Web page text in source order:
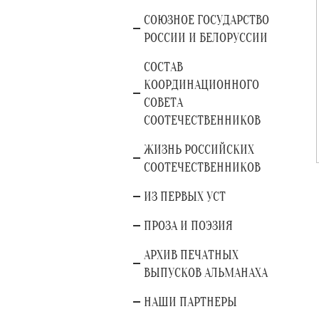
СОЮЗНОЕ ГОСУДАРСТВО
РОССИИ И БЕЛОРУССИИ
СОСТАВ
КООРДИНАЦИОННОГО
СОВЕТА
СООТЕЧЕСТВЕННИКОВ
ЖИЗНЬ РОССИЙСКИХ
СООТЕЧЕСТВЕННИКОВ
ИЗ ПЕРВЫХ УСТ
ПРОЗА И ПОЭЗИЯ
АРХИВ ПЕЧАТНЫХ
ВЫПУСКОВ АЛЬМАНАХА
НАШИ ПАРТНЕРЫ